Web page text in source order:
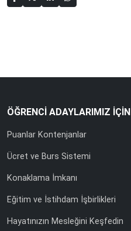
ÖĞRENCİ ADAYLARIMIZ İÇİN
Puanlar Kontenjanlar
Ücret ve Burs Sistemi
Konaklama İmkanı
Eğitim ve İstihdam İşbirlikleri
Hayatınızın Mesleğini Keşfedin